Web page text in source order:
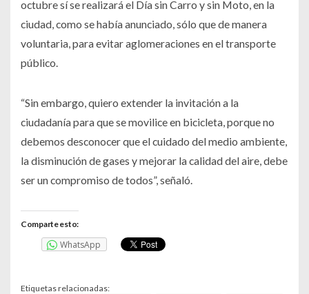
octubre sí se realizará el Día sin Carro y sin Moto, en la
ciudad, como se había anunciado, sólo que de manera
voluntaria, para evitar aglomeraciones en el transporte
público.
“Sin embargo, quiero extender la invitación a la
ciudadanía para que se movilice en bicicleta, porque no
debemos desconocer que el cuidado del medio ambiente,
la disminución de gases y mejorar la calidad del aire, debe
ser un compromiso de todos”, señaló.
Comparte esto:
WhatsApp
Etiquetas relacionadas: